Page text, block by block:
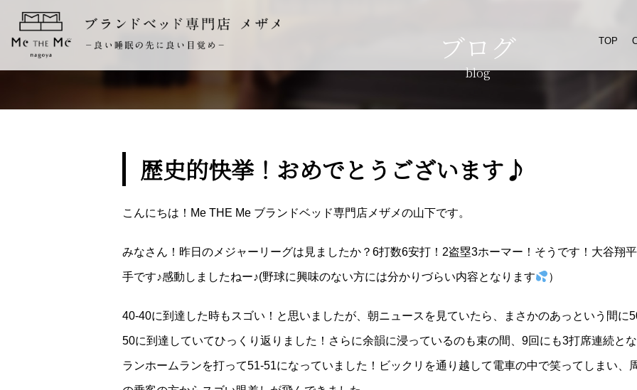
TOP
ブログ
blog
歴史的快挙！おめでとうございます♪
こんにちは！Me THE Me ブランドベッド専門店メザメの山下です。
みなさん！昨日のメジャーリーグは見ましたか？6打数6安打！2盗塁3ホーマー！そうです！大谷翔
手です♪感動しましたねー♪(野球に興味のない方には分かりづらい内容となります ）
40-40に到達した時もスゴい！と思いましたが、朝ニュースを見ていたら、まさかのあっという間に
50に到達していてひっくり返りました！さらに余韻に浸っているのも束の間、9回にも3打席連続と
ランホームランを打って51-51になっていました！ビックリを通り越して電車の中で笑ってしまい、